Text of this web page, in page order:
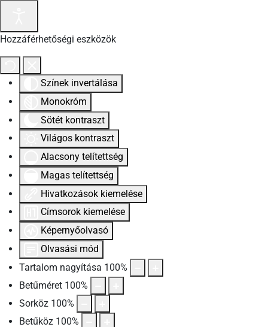
Hozzáférhetőségi eszközök
Színek invertálása
Monokróm
Sötét kontraszt
Világos kontraszt
Alacsony telítettség
Magas telítettség
Hivatkozások kiemelése
Címsorok kiemelése
Képernyőolvasó
Olvasási mód
Tartalom nagyítása 100%
Betűméret 100%
Sorköz 100%
Betűköz 100%